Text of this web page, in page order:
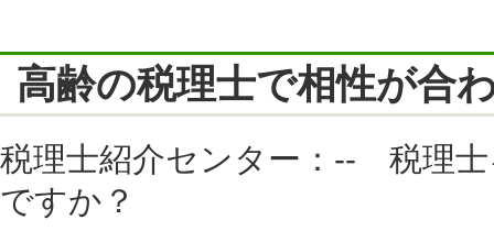
高齢の税理士で相性が合
税理士紹介センター：-- 税理
ですか？